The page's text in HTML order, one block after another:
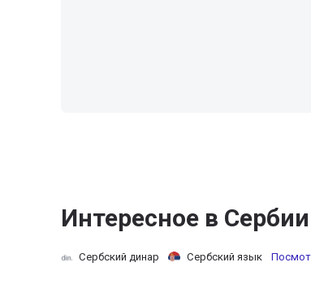
Интересное в
Сербский динар Сербский язык